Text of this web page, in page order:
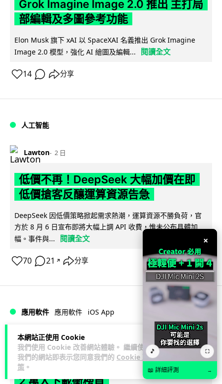
本網站正使用 Cookie
我們使用 Cookie 改善網站體驗。 繼續使用
我們的網站即表示您同意我們的 Cookie 政
策 。
Grok Imagine Image 2.0 推出 主打局
部編輯及多圖參考功能
Elon Musk 旗下 xAI 以 SpaceXAI 名義推出 Grok Imagine
Image 2.0 模型，強化 AI 繪圖及編輯...
閱讀全文
14 分享
人工智能
Lawton 2 日
低價不再！DeepSeek 大幅加價在即
低價搶客反釀運算資源告急
DeepSeek 因低價策略掀起需求熱潮，運算資源不勝負荷，官
方於 8 月 6 日宣布即將大幅上調 API 收費，惟未公布具體加
幅。事件與...
閱讀全文
70 21 ↗ 分享
應用軟件 應用軟件 iOS App
Lawton 2 日
首爾大生 2 星期開發防曬地圖 一日暴增
2 萬人下載衝榜首
×
🎵 ⛶
📖 詳細評測 →